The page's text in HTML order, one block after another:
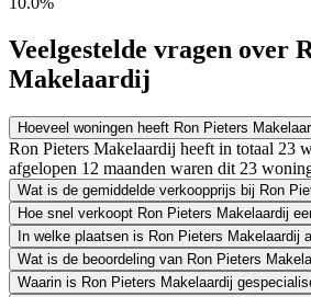
Veelgestelde vragen over
Makelaardij
Hoeveel woningen heeft Ron Pieters
Ron Pieters Makelaardij heeft in totaal 23
afgelopen 12 maanden waren dit 23
Wat is de gemiddelde verkoopprijs bij Ron
Hoe snel verkoopt Ron Pieters Makelaardij
In welke plaatsen is Ron Pieters Makelaardij
Wat is de beoordeling van Ron Pieters
Waarin is Ron Pieters Makelaardij